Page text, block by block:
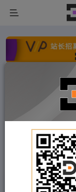
点击开通分
文字广告火爆
文字广告火爆
付费项目 福
项目拆解百分